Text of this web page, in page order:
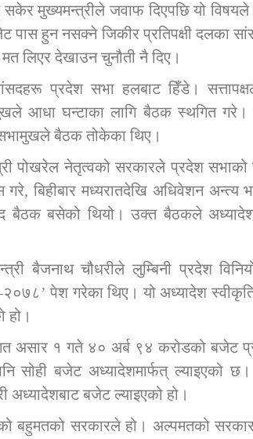
तातोपानी गाउँपालिका जुम्लाको सूचना
मुख्यमन्त्रीले जवाफ दिएपछि यो विषयले
पास हुन नसक्ने जिकीर प्रतिपक्षी दलका
लिएर देखाउन चुनौती नै दिए।
प्रदेश सभा हलबाट हिँडे।
आधा घन्टाका लागि बैठक स्थगित गरे।
बैठक तोकेका थिए।
पोखरेल नेतृत्वको सरकारले प्रदेश सभाको
बिहीबार मध्यरातदेखि अधिवेशन अन्त्य
बैठक बसेको थियो। उक्त बैठकले
बैजनाथ चौधरीले लुम्बिनी प्रदेश
पेश गरेका थिए। यो अध्यादेश स्वीकृति
हो।
असार १ गते ४० अर्ब ९४ करोडको बजेट
सोही बजेट अध्यादेशमार्फत् ल्याइएको
अध्यादेशबाट बजेट ल्याइएको हो।
बहुमतको सरकारले हो। अल्पमतको